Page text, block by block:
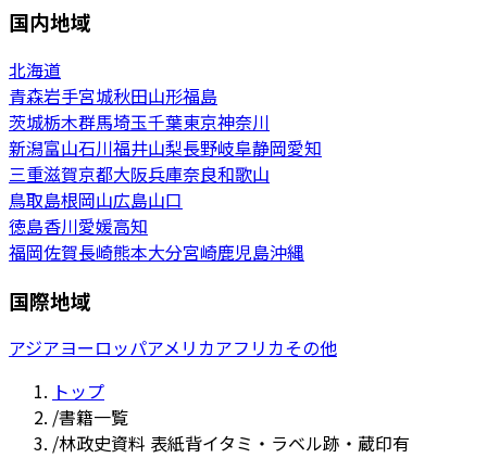
国内地域
北海道
青森岩手宮城秋田山形福島
茨城栃木群馬埼玉千葉東京神奈川
新潟富山石川福井山梨長野岐阜静岡愛知
三重滋賀京都大阪兵庫奈良和歌山
鳥取島根岡山広島山口
徳島香川愛媛高知
福岡佐賀長崎熊本大分宮崎鹿児島沖縄
国際地域
アジアヨーロッパアメリカアフリカその他
トップ
/書籍一覧
/林政史資料 表紙背イタミ・ラベル跡・蔵印有